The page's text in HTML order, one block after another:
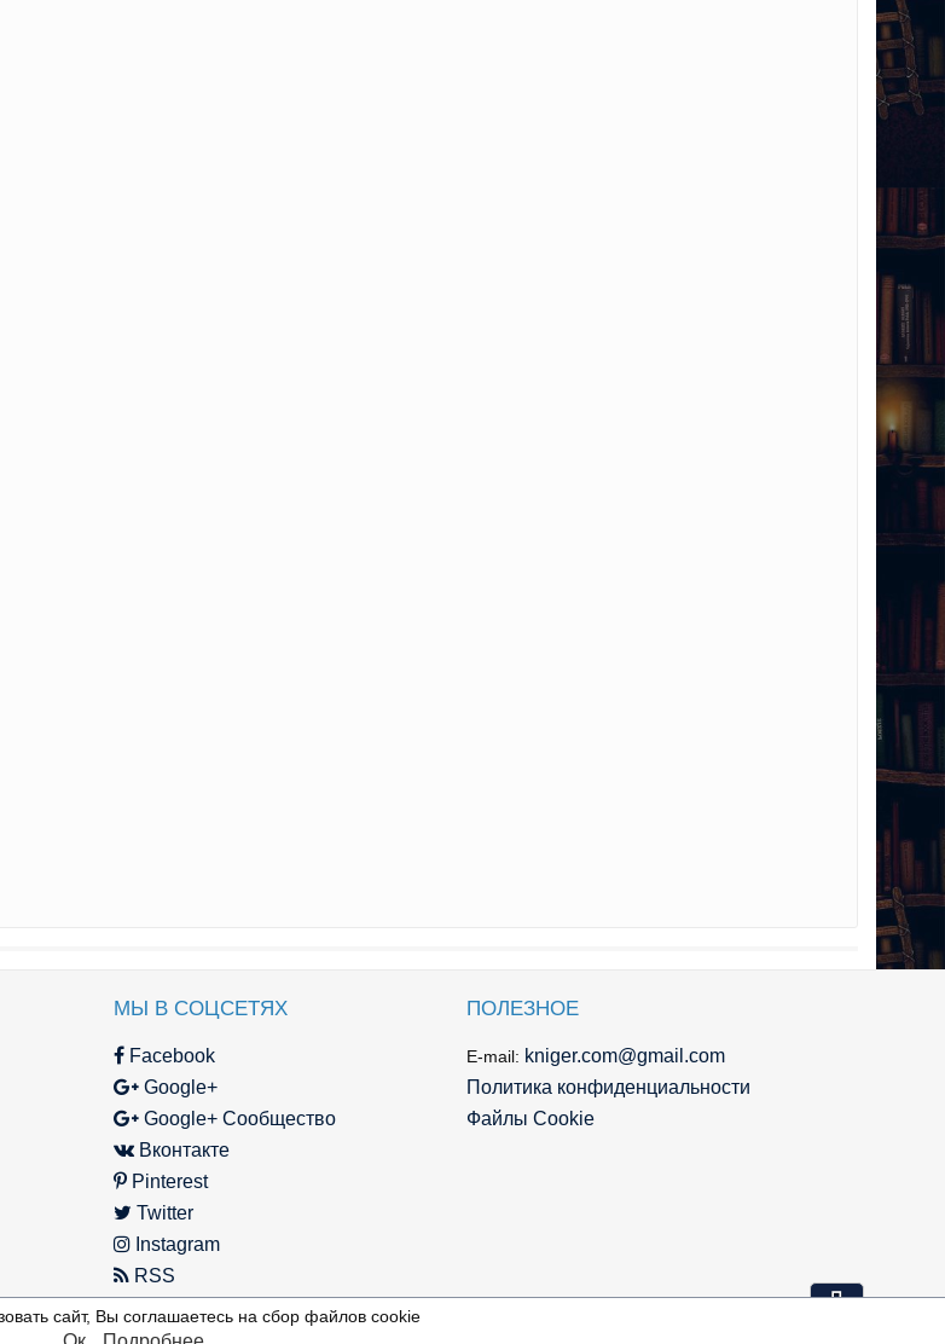
⇩
МЫ В СОЦСЕТЯХ
Facebook
Google+
Google+ Сообщество
Вконтакте
Pinterest
Twitter
Instagram
RSS
ПОЛЕЗНОЕ
E-mail: kniger.com@gmail.com
Политика конфиденциальности
Файлы Cookie
сайт, Вы соглашаетесь на сбор файлов cookie